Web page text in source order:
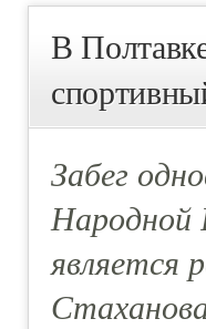
В
Забег
Народной
является